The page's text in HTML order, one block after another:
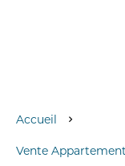
Accueil
Vente